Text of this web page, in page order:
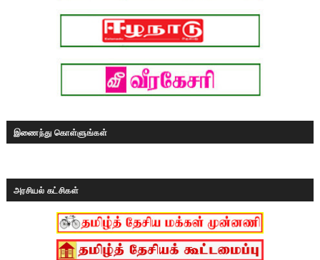
இணைந்து கொள்ளுங்கள்
அரசியல் கட்சிகள்